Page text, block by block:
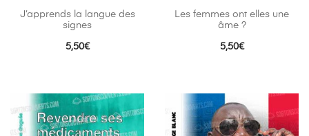
J’apprends la langue des
signes
5,50€
Les femmes ont elles une
âme ?
5,50€